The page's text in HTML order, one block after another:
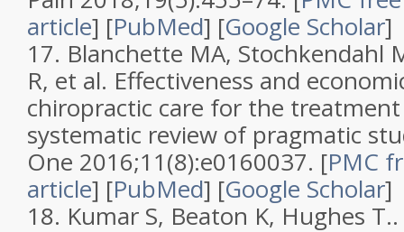
article] [PubMed] [Google Scholar]
17. Blanchette MA, Stochkendahl
R, et al. Effectiveness and
chiropractic care for the
systematic review of pragmatic
One 2016;11(8):e0160037. [PMC
article] [PubMed] [Google Scholar]
18. Kumar S, Beaton K, Hughes T..